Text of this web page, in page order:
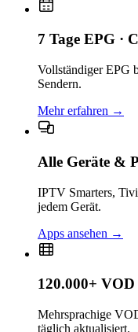
7 Tage EPG ·
Vollständiger EPG
Sendern.
Mehr erfahren →
Alle Geräte &
IPTV Smarters,
jedem Gerät.
Apps ansehen →
120.000+
Mehrsprachige
täglich aktualisiert.